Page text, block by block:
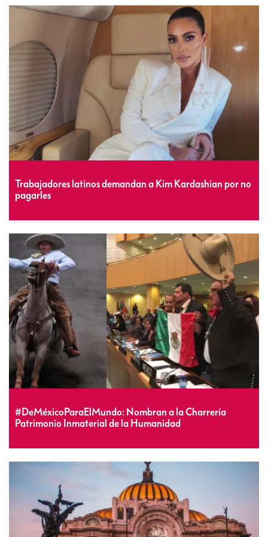
Trabajadores latinos demandan a Kim Kardashian por no
pagarles
#DeMéxicoParaElMundo: Nombran a la Charrería
Patrimonio Inmaterial de la Humanidad